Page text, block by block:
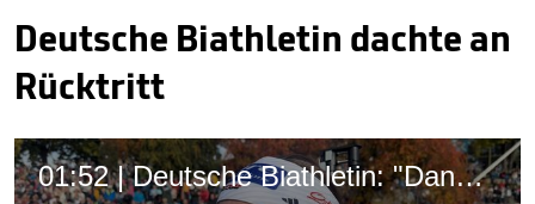
Deutsche Biathletin dachte an
Rücktritt
01:52 | Deutsche Biathletin: "Dann hätte ich relativ sicher aufgehört"